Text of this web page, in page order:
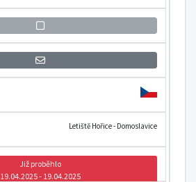
Přihlášení se k informaci o otevření
Letiště Hořice - Domoslavice
Již proběhlo
19.04.2025 - 19.04.2025